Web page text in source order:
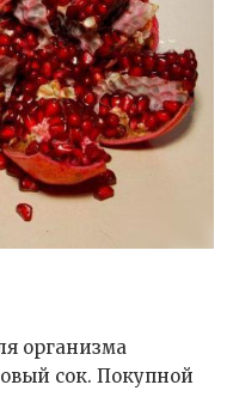
организма
сок. Покупной